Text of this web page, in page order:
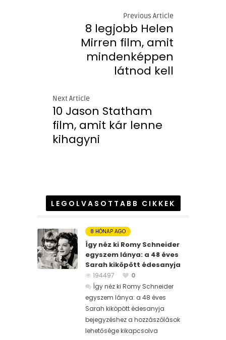
Previous Article
8 legjobb Helen
Mirren film, amit
mindenképpen
látnod kell
Next Article
10 Jason Statham
film, amit kár lenne
kihagyni
LEGOLVASOTTABB CIKKEK
8 HÓNAP AGO
Így néz ki Romy Schneider
egyszem lánya: a 48 éves
Sarah kiköpött édesanyja
194497
0
Így néz ki Romy Schneider
egyszem lánya: a 48 éves
Sarah kiköpött édesanyja
bejegyzéshez a hozzászólások
lehetősége kikapcsolva